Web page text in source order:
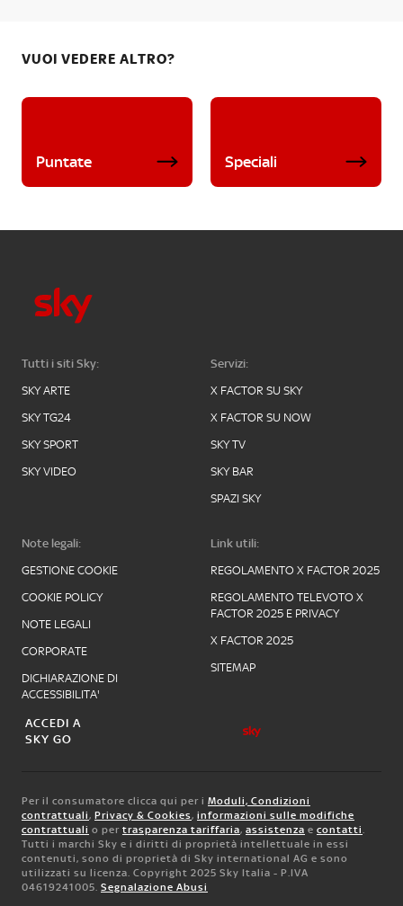
VUOI VEDERE ALTRO?
Puntate Speciali
Tutti i siti Sky:
SKY ARTE
SKY TG24
SKY SPORT
SKY VIDEO
Servizi:
X FACTOR SU SKY
X FACTOR SU NOW
SKY TV
SKY BAR
SPAZI SKY
Note legali:
GESTIONE COOKIE
COOKIE POLICY
NOTE LEGALI
CORPORATE
DICHIARAZIONE DI
ACCESSIBILITA'
Link utili:
REGOLAMENTO X FACTOR 2025
REGOLAMENTO TELEVOTO X
FACTOR 2025 E PRIVACY
X FACTOR 2025
SITEMAP
ACCEDI A
SKY GO
Per il consumatore clicca qui per i Moduli, Condizioni
contrattuali, Privacy & Cookies, informazioni sulle modifiche
contrattuali o per trasparenza tariffaria, assistenza e contatti.
Tutti i marchi Sky e i diritti di proprietà intellettuale in essi
contenuti, sono di proprietà di Sky international AG e sono
utilizzati su licenza. Copyright 2025 Sky Italia - P.IVA
04619241005. Segnalazione Abusi